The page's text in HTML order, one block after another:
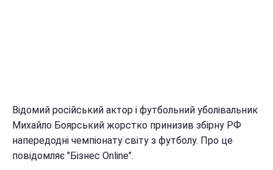
Відомий російський актор і футбольний уболівальник
Михайло Боярський жорстко принизив збірну РФ
напередодні чемпіонату світу з футболу. Про це
повідомляє "Бізнес Online".